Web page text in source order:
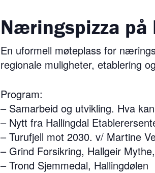
Næringspizza på
En uformell møteplass for
regionale muligheter, etablering
Program:
– Samarbeid og utvikling. Hva
– Nytt fra Hallingdal
– Turufjell mot 2030. v/ Martine
– Grind Forsikring, Hallgeir
– Trond Sjemmedal, Hallingdølen